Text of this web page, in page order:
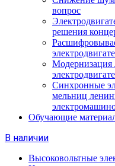
вопрос
решения
Модернизация
Синхронные
мельниц
Обучающие
В наличии
Высоковольтные